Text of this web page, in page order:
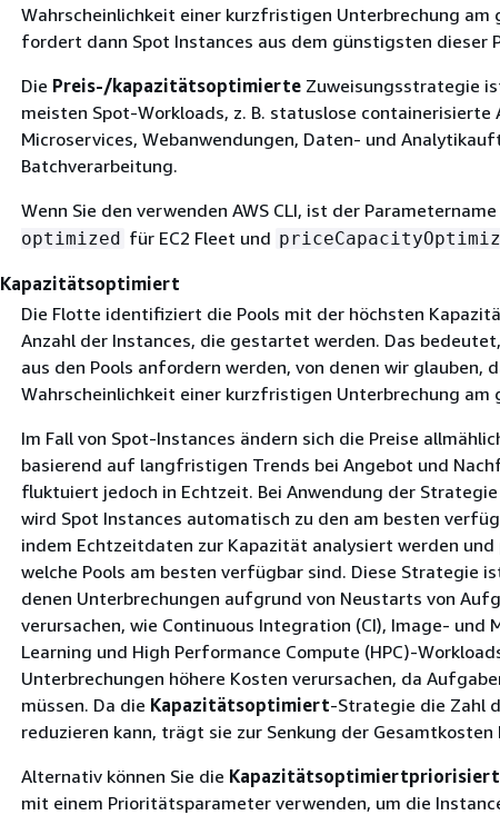
Wahrscheinlichkeit einer kurzfristigen Unterbrechung am
fordert dann Spot Instances aus dem günstigsten dieser
Die Preis-/kapazitätsoptimierteZuweisungsstrategie
meisten Spot-Workloads, z. B. statuslose containerisierte
Microservices, Webanwendungen, Daten- und
Batchverarbeitung.
Wenn Sie den verwenden AWS CLI, ist der Parametername
optimized für EC2 Fleet und
Kapazitätsoptimiert
Die Flotte identifiziert die Pools mit der höchsten
Anzahl der Instances, die gestartet werden. Das
aus den Pools anfordern werden, von denen wir glauben,
Wahrscheinlichkeit einer kurzfristigen Unterbrechung am
Im Fall von Spot-Instances ändern sich die Preise
basierend auf langfristigen Trends bei Angebot und
fluktuiert jedoch in Echtzeit. Bei Anwendung der Strategie
wird Spot Instances automatisch zu den am besten
indem Echtzeitdaten zur Kapazität analysiert werden
welche Pools am besten verfügbar sind. Diese Strategie
denen Unterbrechungen aufgrund von Neustarts von
verursachen, wie Continuous Integration (CI), Image- und
Learning und High Performance Compute (HPC)-
Unterbrechungen höhere Kosten verursachen, da
müssen. Da die Kapazitätsoptimiert-Strategie die Zahl
reduzieren kann, trägt sie zur Senkung der Gesamtkosten
Alternativ können Sie die
mit einem Prioritätsparameter verwenden, um die